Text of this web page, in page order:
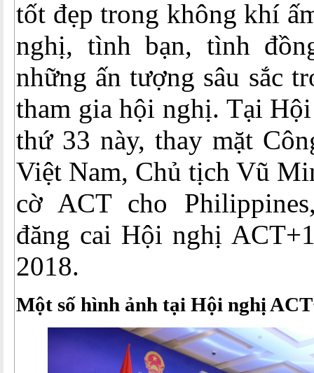
tốt đẹp trong không khí
nghị, tình bạn, tình
những ấn tượng sâu sắc
tham gia hội nghị. Tại
thứ 33 này, thay mặt
Việt Nam, Chủ tịch Vũ
cờ ACT cho
đăng cai Hội nghị
2018.
Một số hình ảnh tại Hội nghị